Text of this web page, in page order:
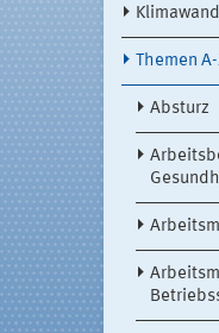
Themen
Absturz